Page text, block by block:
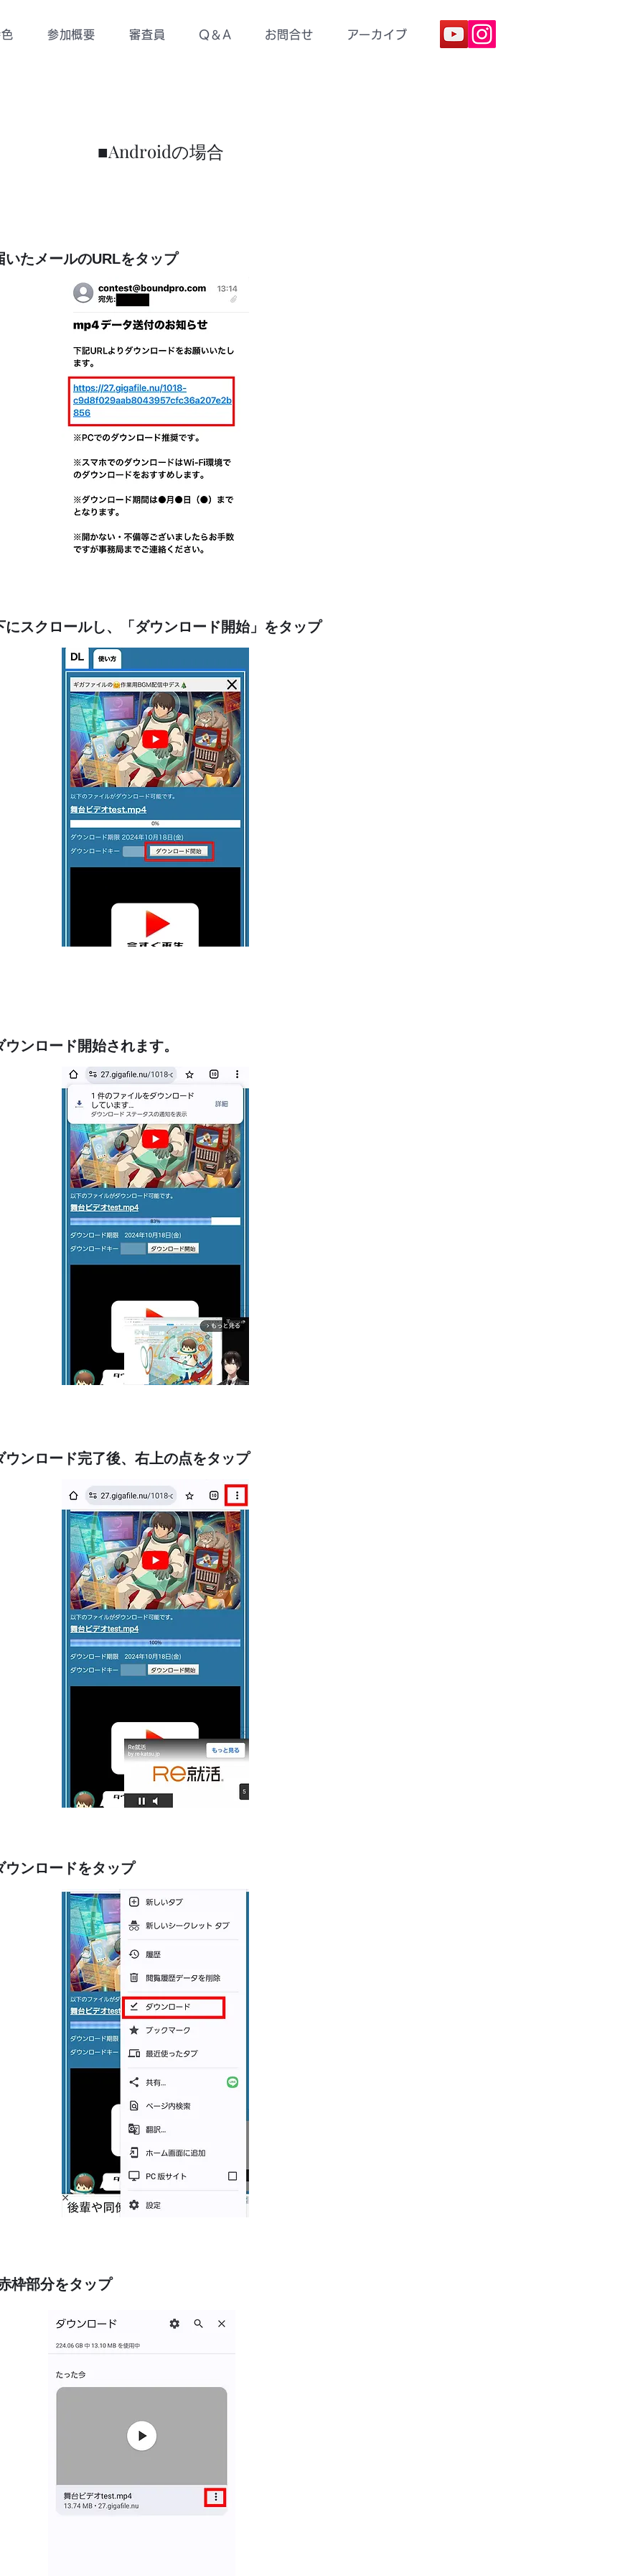
参加概要 審査員 Q＆A お問合せ アーカイブ
■Androidの場合
たメールのURLをタップ
スクロールし、「ダウンロード開始」をタップ
ンロード開始されます。
ンロード完了後、右上の点をタップ
ンロードをタップ
枠部分をタップ